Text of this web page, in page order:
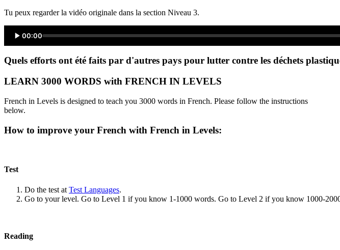
Tu peux regarder la vidéo originale dans la section Niveau 3.
00:00
Quels efforts ont été faits par d'autres pays pour lutter contre les déchets
LEARN 3000 WORDS with FRENCH IN LEVELS
French in Levels is designed to teach you 3000 words in French. Please follow the instructions
below.
How to improve your French with French in Levels:
Test
Do the test at Test Languages.
Go to your level. Go to Level 1 if you know 1-1000 words. Go to Level 2 if you know 1000-
Reading